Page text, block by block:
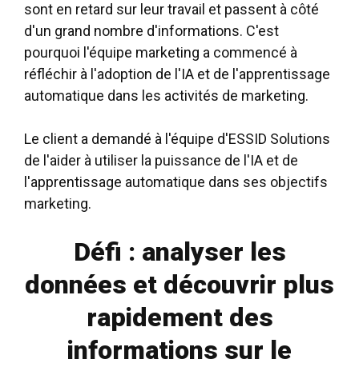
sont en retard sur leur travail et passent à côté
d'un grand nombre d'informations. C'est
pourquoi l'équipe marketing a commencé à
réfléchir à l'adoption de l'IA et de l'apprentissage
automatique dans les activités de marketing.
Le client a demandé à l'équipe d'ESSID Solutions
de l'aider à utiliser la puissance de l'IA et de
l'apprentissage automatique dans ses objectifs
marketing.
Défi : analyser les
données et découvrir plus
rapidement des
informations sur le